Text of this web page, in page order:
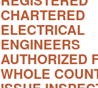
CHARTERED
ELECTRICAL
ENGINEERS
AUTHORIZED
WHOLE